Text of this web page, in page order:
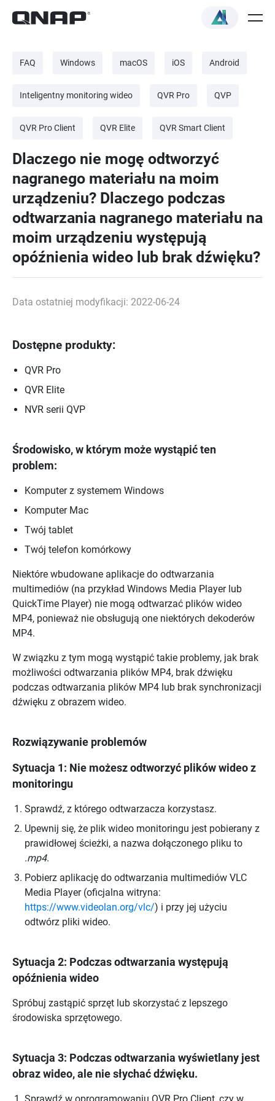
FAQ Windows macOS iOS Android
Inteligentny monitoring wideo QVR Pro QVP
QVR Pro Client QVR Elite QVR Smart Client
Dlaczego nie mogę odtworzyć
nagranego materiału na moim
urządzeniu? Dlaczego podczas
odtwarzania nagranego materiału na
moim urządzeniu występują
opóźnienia wideo lub brak dźwięku?
Data ostatniej modyfikacji: 2022-06-24
Dostępne produkty:
QVR Pro
QVR Elite
NVR serii QVP
Środowisko, w którym może wystąpić ten
problem:
Komputer z systemem Windows
Komputer Mac
Twój tablet
Twój telefon komórkowy
Niektóre wbudowane aplikacje do odtwarzania
multimediów (na przykład Windows Media Player lub
QuickTime Player) nie mogą odtwarzać plików wideo
MP4, ponieważ nie obsługują one niektórych dekoderów
MP4.
W związku z tym mogą wystąpić takie problemy, jak brak
możliwości odtwarzania plików MP4, brak dźwięku
podczas odtwarzania plików MP4 lub brak synchronizacji
dźwięku z obrazem wideo.
Rozwiązywanie problemów
Sytuacja 1: Nie możesz odtworzyć plików wideo z
monitoringu
Sprawdź, z którego odtwarzacza korzystasz.
Upewnij się, że plik wideo monitoringu jest pobierany z
prawidłowej ścieżki, a nazwa dołączonego pliku to
.mp4.
Pobierz aplikację do odtwarzania multimediów VLC
Media Player (oficjalna witryna:
https://www.videolan.org/vlc/) i przy jej użyciu
odtwórz pliki wideo.
Sytuacja 2: Podczas odtwarzania występują
opóźnienia wideo
Spróbuj zastąpić sprzęt lub skorzystać z lepszego
środowiska sprzętowego.
Sytuacja 3: Podczas odtwarzania wyświetlany jest
obraz wideo, ale nie słychać dźwięku.
Sprawdź w oprogramowaniu QVR Pro Client, czy w